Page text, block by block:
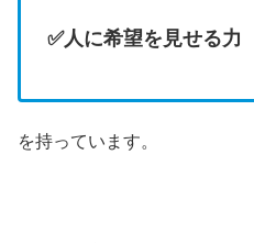
✅人に希望を見せる力
を持っています。